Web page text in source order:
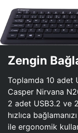
Zengin
Toplamda 10 adet
Casper Nirvana
2 adet USB3.2 ve
hızlıca
ile ergonomik